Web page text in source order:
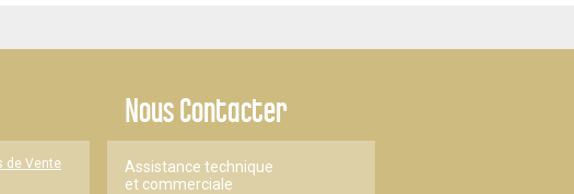
de Vente
Nous Contacter
Assistance technique
et commerciale